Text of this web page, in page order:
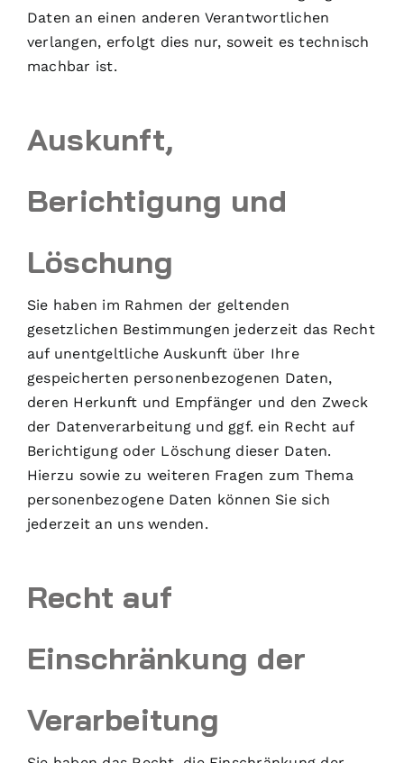
Daten an einen anderen Verantwortlichen
verlangen, erfolgt dies nur, soweit es technisch
machbar ist.
Auskunft,
Berichtigung und
Löschung
Sie haben im Rahmen der geltenden
gesetzlichen Bestimmungen jederzeit das Recht
auf unentgeltliche Auskunft über Ihre
gespeicherten personenbezogenen Daten,
deren Herkunft und Empfänger und den Zweck
der Datenverarbeitung und ggf. ein Recht auf
Berichtigung oder Löschung dieser Daten.
Hierzu sowie zu weiteren Fragen zum Thema
personenbezogene Daten können Sie sich
jederzeit an uns wenden.
Recht auf
Einschränkung der
Verarbeitung